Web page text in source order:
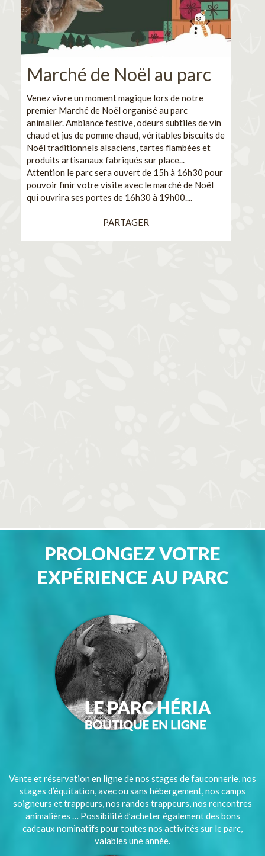
Marché de Noël au parc
Venez vivre un moment magique lors de notre
premier Marché de Noël organisé au parc
animalier. Ambiance festive, odeurs subtiles de vin
chaud et jus de pomme chaud, véritables biscuits de
Noël traditionnels alsaciens, tartes flambées et
produits artisanaux fabriqués sur place...
Attention le parc sera ouvert de 15h à 16h30 pour
pouvoir finir votre visite avec le marché de Noël
qui ouvrira ses portes de 16h30 à 19h00....
PARTAGER
PROLONGEZ VOTRE
EXPÉRIENCE AU PARC
Vente et réservation en ligne de nos stages de fauconnerie, nos
stages d’équitation, avec ou sans hébergement, nos camps
soigneurs et trappeurs, nos randos trappeurs, nos rencontres
animalières … Possibilité d’acheter également des bons
cadeaux nominatifs pour toutes nos activités sur le parc,
valables une année.